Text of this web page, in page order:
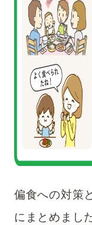
偏食への対策
にまとめまし